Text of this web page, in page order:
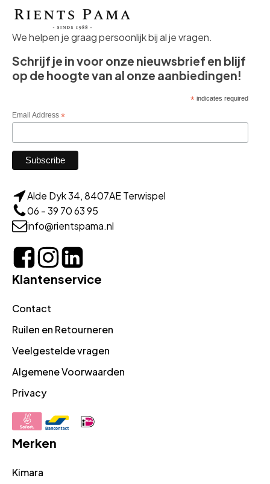
We helpen je graag persoonlijk bij al je vragen.
Schrijf je in voor onze nieuwsbrief en blijf
op de hoogte van al onze aanbiedingen!
*indicates required
Email Address *
Alde Dyk 34, 8407AE Terwispel
06 - 39 70 63 95
info@rientspama.nl
Klantenservice
Contact
Ruilen en Retourneren
Veelgestelde vragen
Algemene Voorwaarden
Privacy
Merken
Kimara